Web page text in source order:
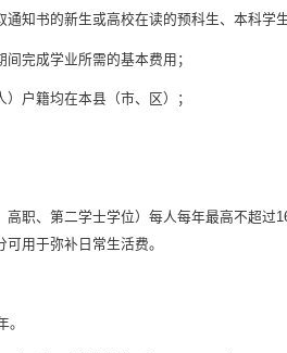
知书的新生或高校在读的预科生、本科学
完成学业所需的基本费用；
户籍均在本县（市、区）；
高职、第二学士学位）每人每年最高不超
用于弥补日常生活费。